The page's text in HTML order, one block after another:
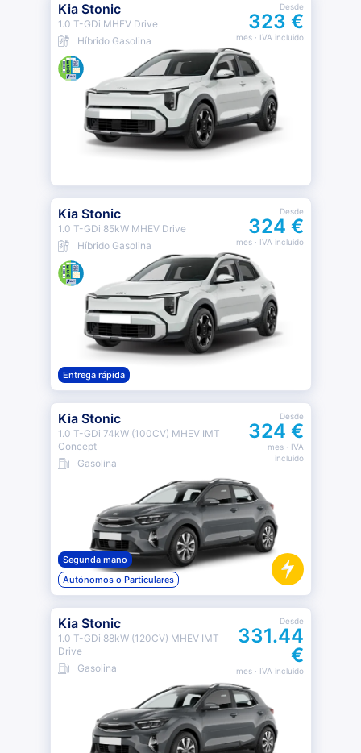
Kia Stonic
1.0 T-GDi MHEV Drive
Híbrido Gasolina
Desde
323 €
mes· IVA incluido
Kia Stonic
1.0 T-GDi 85kW MHEV Drive
Híbrido Gasolina
Desde
324 €
mes· IVA incluido
Entrega rápida
Kia Stonic
1.0 T-GDi 74kW (100CV) MHEV IMT
Concept
Gasolina
Desde
324 €
mes· IVA
incluido
Segunda mano
Autónomos o Particulares
Kia Stonic
1.0 T-GDi 88kW (120CV) MHEV IMT
Drive
Gasolina
Desde
331.44
€
mes· IVA incluido